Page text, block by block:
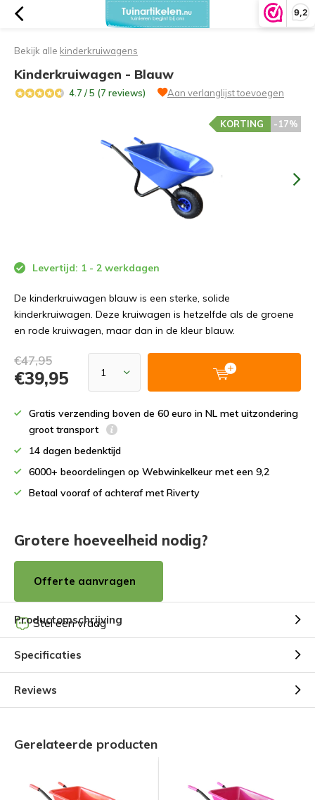
9,2
Bekijk alle kinderkruiwagens
Kinderkruiwagen - Blauw
4.7 / 5 (7 reviews) Aan verlanglijst toevoegen
-17%
KORTING
Levertijd: 1 - 2 werkdagen
De kinderkruiwagen blauw is een sterke, solide
kinderkruiwagen. Deze kruiwagen is hetzelfde als de groene
en rode kruiwagen, maar dan in de kleur blauw.
€47,95
€39,95
Gratis verzending boven de 60 euro in NL met uitzondering
groot transport
14 dagen bedenktijd
6000+ beoordelingen op Webwinkelkeur met een 9,2
Betaal vooraf of achteraf met Riverty
Grotere hoeveelheid nodig?
Offerte aanvragen
Stel een vraag
Productomschrijving
Specificaties
Reviews
Gerelateerde producten